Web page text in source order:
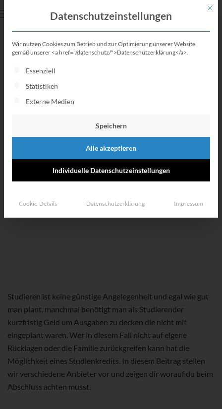
Studienkredit
So kannst du dein Studium
finanzieren
Studieren ist keine günstige Angelegenheit und egal wie gut
man plant, manchmal benötigt man als Studierender
kurzfristig Geld um Ausgaben zu decken die nicht mit
eingeplant waren. Wer in diesem Fall nicht auf eigene
Rücklagen oder die Familie zurückgreifen kann hat die
Möglichkeit eines Studienkredits. In diesem Beitrag stellen
wir verschiedene Anbieter vor und zeigen dir worauf du beim
Abschluss achten musst.
Mit
Datenschutzeinstellungen
Wir nutzen Cookies zum Betrieb und zur Optimierung unserer Website
gemäß unserer <a href="/datenschutz/">Datenschutzerklärung</a>.
Es folgt eine Liste der Service-Gruppen, für die eine
Essenziell
Statistiken
Externe Medien
Speichern
Alle akzeptieren
Individuelle Datenschutzeinstellungen
Cookie-Details Datenschutzerklärung Impressum